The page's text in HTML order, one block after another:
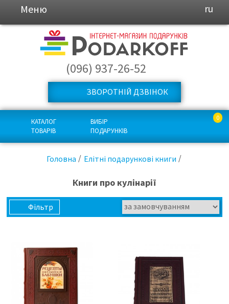
Меню ru
(096) 937-26-52
ЗВОРОТНІЙ ДЗВІНОК
КАТАЛОГ
ТОВАРІВ
ВИБІР
ПОДАРУНКІВ
0
Головна Елітні подарункові книги
Книги про кулінарії
Фільтр